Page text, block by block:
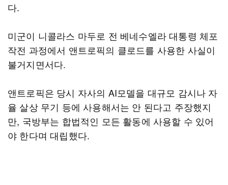
다.
미군이 니콜라스 마두로 전 베네수엘라 대통령 체포
작전 과정에서 앤트로픽의 클로드를 사용한 사실이
불거지면서다.
앤트로픽은 당시 자사의 AI모델을 대규모 감시나 자
율 살상 무기 등에 사용해서는 안 된다고 주장했지
만, 국방부는 합법적인 모든 활동에 사용할 수 있어
야 한다며 대립했다.